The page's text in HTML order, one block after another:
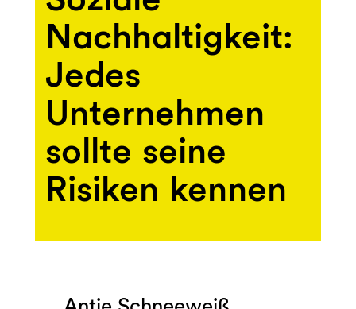
Nachhaltigkeit:
Jedes
Unternehmen
sollte seine
Risiken kennen